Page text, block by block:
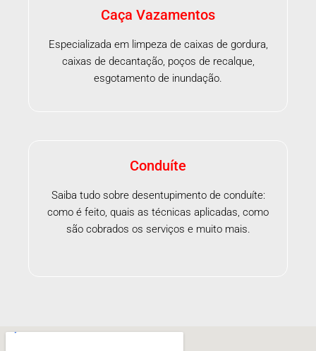
Caça Vazamentos
Especializada em limpeza de caixas de gordura,
caixas de decantação, poços de recalque,
esgotamento de inundação.
Conduíte
Saiba tudo sobre desentupimento de conduíte:
como é feito, quais as técnicas aplicadas, como
são cobrados os serviços e muito mais.